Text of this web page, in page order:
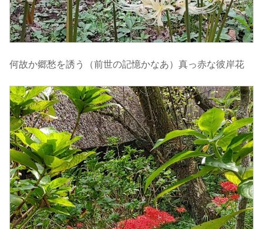
何故か郷愁を誘う（前世の記憶かなあ）真っ赤な彼岸花